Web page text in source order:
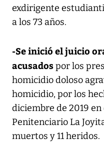
exdirigente
a los 73 años.
-Se inició el juicio
acusadospor los
homicidio doloso
homicidio, por los
diciembre de 2019
Penitenciario La
muertos y 11 heridos.